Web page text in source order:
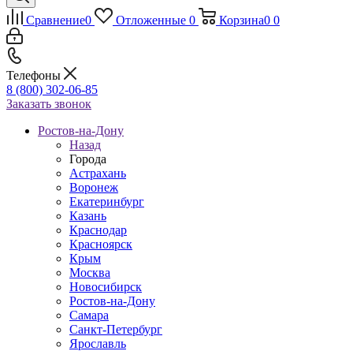
Сравнение0 Отложенные 0 Корзина0 0
Телефоны
8 (800) 302-06-85
Заказать звонок
Ростов-на-Дону
Назад
Города
Астрахань
Воронеж
Екатеринбург
Казань
Краснодар
Красноярск
Крым
Москва
Новосибирск
Ростов-на-Дону
Самара
Санкт-Петербург
Ярославль